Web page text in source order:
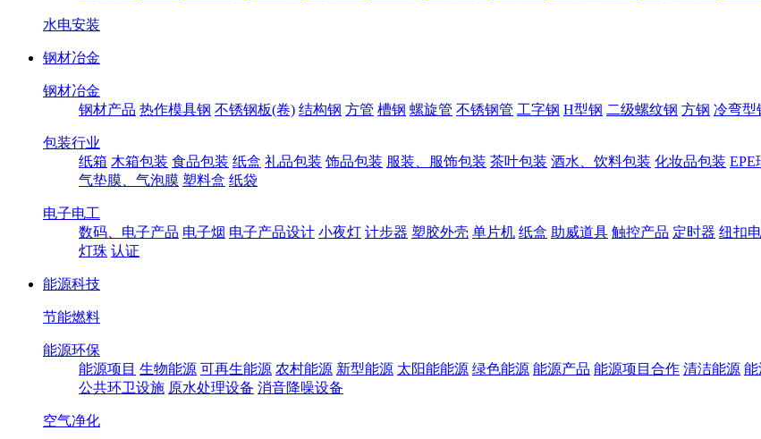
水电安装
钢材冶金
钢材冶金
钢材产品 热作模具钢 不锈钢板(卷) 结构钢 方管 槽钢 螺旋管 不锈钢管 工字钢 H型钢 二级螺纹钢 方钢 冷弯型
包装行业
纸箱 木箱包装 食品包装 纸盒 礼品包装 饰品包装 服装、服饰包装 茶叶包装 酒水、饮料包装 化妆品包装 EPE
气垫膜、气泡膜 塑料盒 纸袋
电子电工
数码、电子产品 电子烟 电子产品设计 小夜灯 计步器 塑胶外壳 单片机 纸盒 助威道具 触控产品 定时器 纽扣
灯珠 认证
能源科技
节能燃料
能源环保
能源项目 生物能源 可再生能源 农村能源 新型能源 太阳能能源 绿色能源 能源产品 能源项目合作 清洁能源 能
公共环卫设施 原水处理设备 消音降噪设备
空气净化